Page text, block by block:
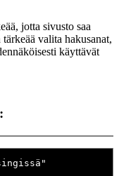
jotta sivusto saa
valita hakusanat,
käyttävät